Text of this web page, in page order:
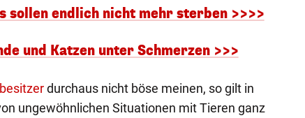
sollen endlich nicht mehr sterben >>>>
und Katzen unter Schmerzen >>>
durchaus nicht böse meinen, so gilt in
ungewöhnlichen Situationen mit Tieren ganz